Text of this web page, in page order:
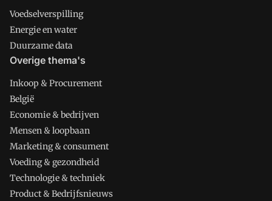
Voedselverspilling
Energie en water
Duurzame data
Overige thema's
Inkoop & Procurement
België
Economie & bedrijven
Mensen & loopbaan
Marketing & consument
Voeding & gezondheid
Technologie & techniek
Product & Bedrijfsnieuws